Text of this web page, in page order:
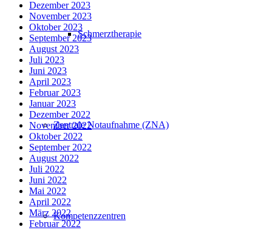
Schmerztherapie
Zentrale Notaufnahme (ZNA)
Kompetenzzentren
Dezember 2023
November 2023
Oktober 2023
September 2023
August 2023
Juli 2023
Juni 2023
April 2023
Februar 2023
Januar 2023
Dezember 2022
November 2022
Oktober 2022
September 2022
August 2022
Juli 2022
Juni 2022
Mai 2022
April 2022
März 2022
Februar 2022